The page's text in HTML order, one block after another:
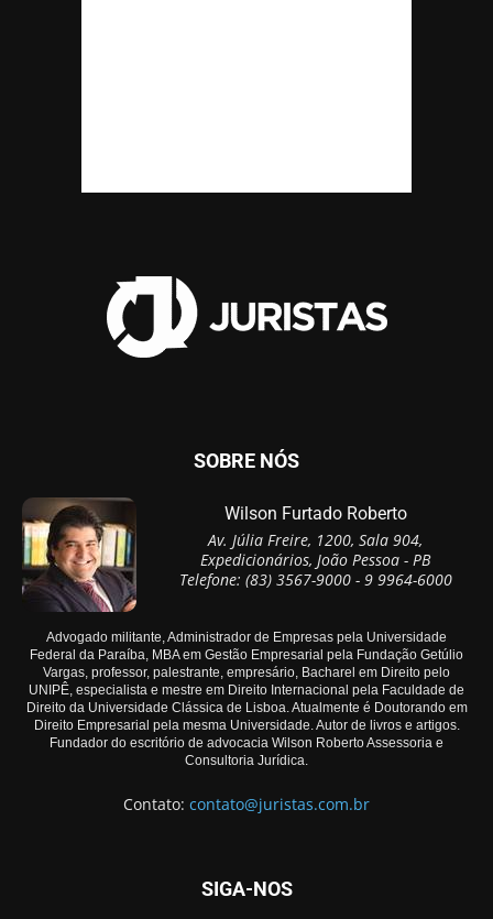
SOBRE NÓS
Wilson Furtado Roberto
Av. Júlia Freire, 1200, Sala 904,
Expedicionários, João Pessoa - PB
Telefone: (83) 3567-9000 - 9 9964-6000
Advogado militante, Administrador de Empresas pela Universidade
Federal da Paraíba, MBA em Gestão Empresarial pela Fundação Getúlio
Vargas, professor, palestrante, empresário, Bacharel em Direito pelo
UNIPÊ, especialista e mestre em Direito Internacional pela Faculdade de
Direito da Universidade Clássica de Lisboa. Atualmente é Doutorando em
Direito Empresarial pela mesma Universidade. Autor de livros e artigos.
Fundador do escritório de advocacia Wilson Roberto Assessoria e
Consultoria Jurídica.
Contato: contato@juristas.com.br
SIGA-NOS